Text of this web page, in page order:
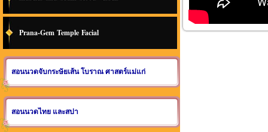
Prana-Gem Temple Facial
สอนนวดจับกระษัยเส้น โบราณ ศาสตร์แม่แก่
สอนนวดไทย และสปา